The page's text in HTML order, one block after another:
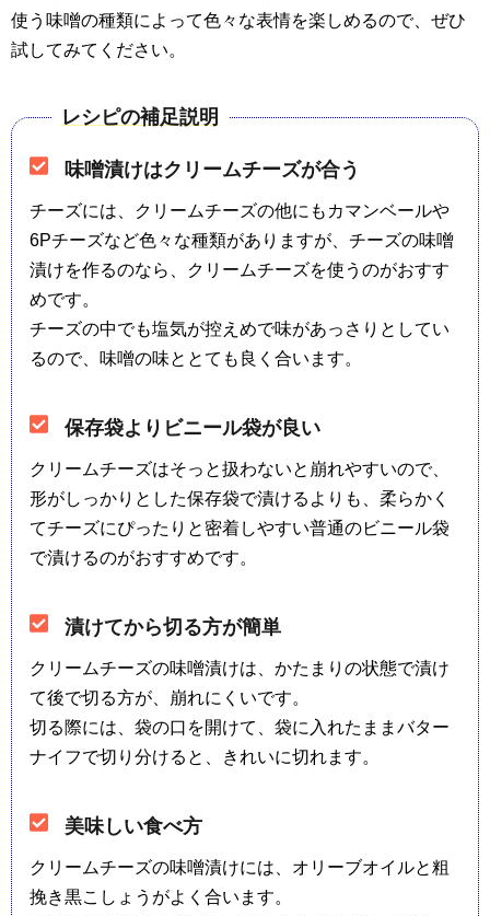
使う味噌の種類によって色々な表情を楽しめるので、ぜひ
試してみてください。
レシピの補足説明
味噌漬けはクリームチーズが合う
チーズには、クリームチーズの他にもカマンベールや
6Pチーズなど色々な種類がありますが、チーズの味噌
漬けを作るのなら、クリームチーズを使うのがおすす
めです。
チーズの中でも塩気が控えめで味があっさりとしてい
るので、味噌の味ととても良く合います。
保存袋よりビニール袋が良い
クリームチーズはそっと扱わないと崩れやすいので、
形がしっかりとした保存袋で漬けるよりも、柔らかく
てチーズにぴったりと密着しやすい普通のビニール袋
で漬けるのがおすすめです。
漬けてから切る方が簡単
クリームチーズの味噌漬けは、かたまりの状態で漬け
て後で切る方が、崩れにくいです。
切る際には、袋の口を開けて、袋に入れたままバター
ナイフで切り分けると、きれいに切れます。
美味しい食べ方
クリームチーズの味噌漬けには、オリーブオイルと粗
挽き黒こしょうがよく合います。